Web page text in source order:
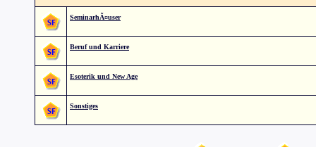
SeminarhÃ¤user
Beruf und Karriere
Esoterik und New Age
Sonstiges